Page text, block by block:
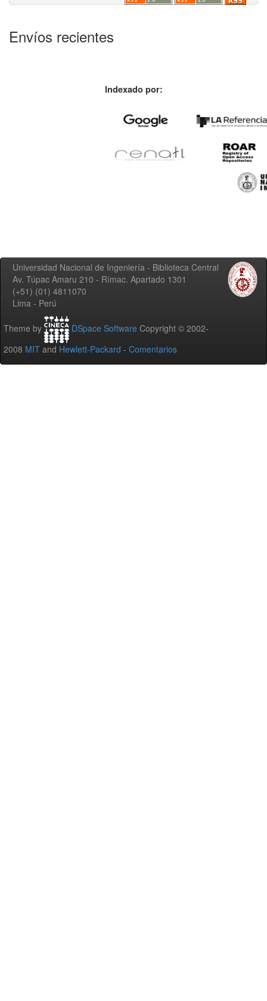
Envíos recientes
Indexado por:
Universidad Nacional de Ingeniería - Biblioteca Central
Av. Túpac Amaru 210 - Rímac. Apartado 1301
(+51) (01) 4811070
Lima - Perú
Theme by DSpace Software Copyright © 2002-
2008 MIT and Hewlett-Packard - Comentarios